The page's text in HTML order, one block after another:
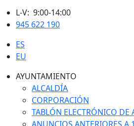
L-V: 9:00-14:00
945 622 190
ES
EU
AYUNTAMIENTO
ALCALDÍA
CORPORACIÓN
TABLÓN ELECTRÓNICO DE